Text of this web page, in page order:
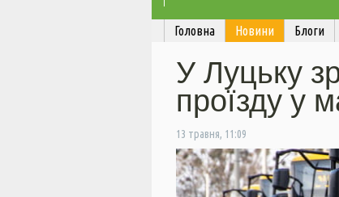
Головна Новини Блоги
У Луцьку
проїзду у
13 травня, 11:09